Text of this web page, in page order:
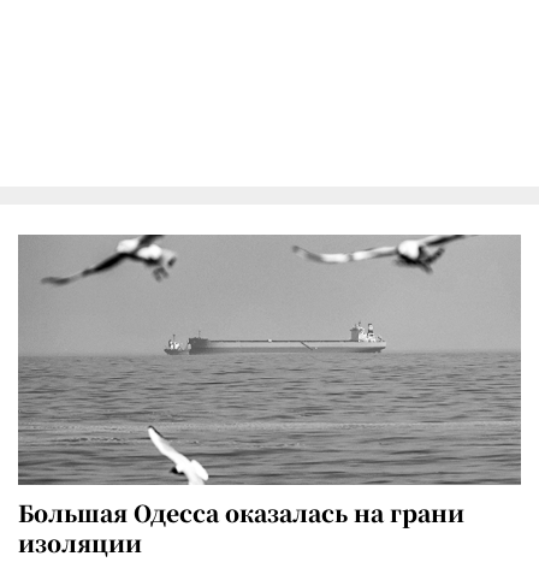
Большая Одесса оказалась на грани
изоляции